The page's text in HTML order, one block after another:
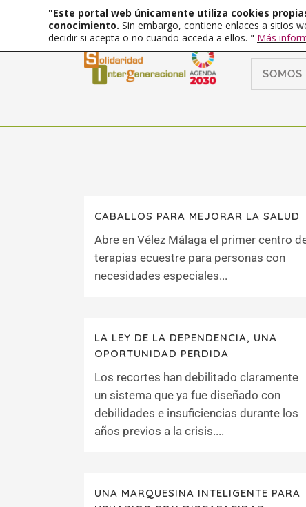
SOMOS
CABALLOS PARA MEJORAR LA SALUD
Abre en Vélez Málaga el primer centro
terapias ecuestre para personas con
necesidades especiales...
LA LEY DE LA DEPENDENCIA, UNA
OPORTUNIDAD PERDIDA
Los recortes han debilitado claramente
un sistema que ya fue diseñado con
debilidades e insuficiencias durante los
años previos a la crisis....
UNA MARQUESINA INTELIGENTE PARA
"Este portal web únicamente utiliza cookies
conocimiento. Sin embargo, contiene enlaces a sitios
decidir si acepta o no cuando acceda a ellos. " Más